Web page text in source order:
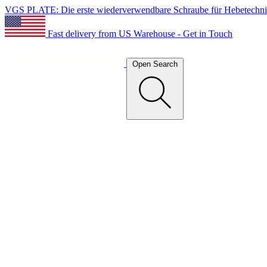
VGS PLATE: Die erste wiederverwendbare Schraube für
Fast delivery from US Warehouse - Get in Touch
Open Search